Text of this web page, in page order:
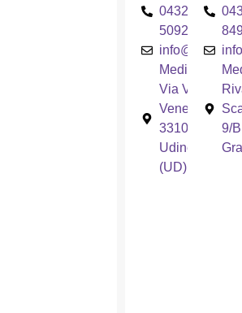
0432
509231
Medicenter
Via Vittorio
Veneto, 10
33100 -
Udine,
(UD)
9/